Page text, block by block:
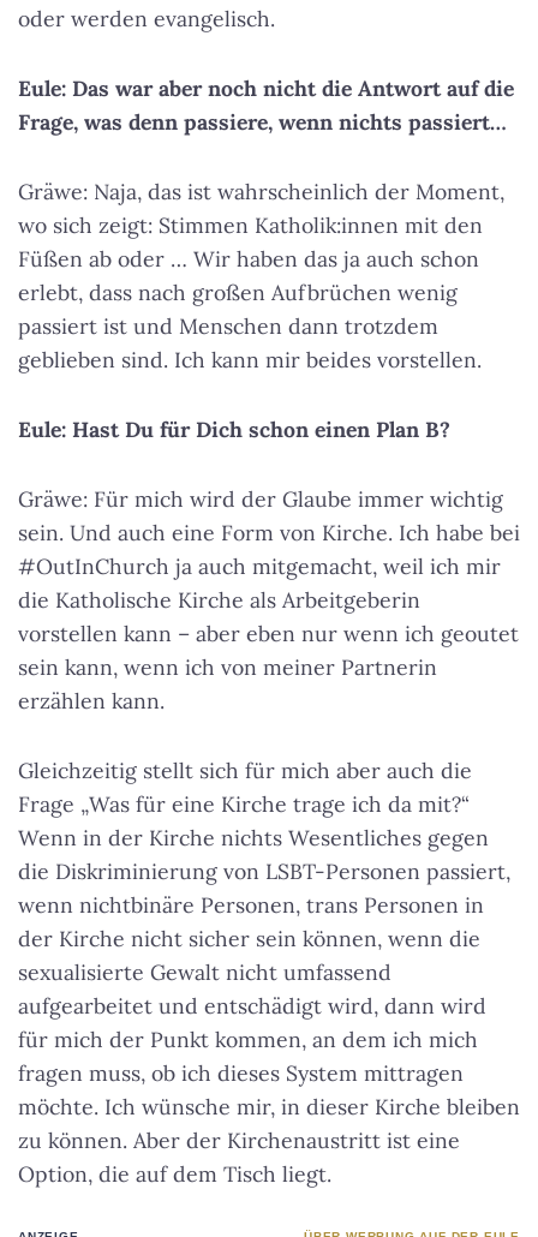
oder werden evangelisch.
Eule: Das war aber noch nicht die Antwort auf die
Frage, was denn passiere, wenn nichts passiert…
Gräwe: Naja, das ist wahrscheinlich der Moment,
wo sich zeigt: Stimmen Katholik:innen mit den
Füßen ab oder … Wir haben das ja auch schon
erlebt, dass nach großen Aufbrüchen wenig
passiert ist und Menschen dann trotzdem
geblieben sind. Ich kann mir beides vorstellen.
Eule: Hast Du für Dich schon einen Plan B?
Gräwe: Für mich wird der Glaube immer wichtig
sein. Und auch eine Form von Kirche. Ich habe bei
#OutInChurch ja auch mitgemacht, weil ich mir
die Katholische Kirche als Arbeitgeberin
vorstellen kann – aber eben nur wenn ich geoutet
sein kann, wenn ich von meiner Partnerin
erzählen kann.
Gleichzeitig stellt sich für mich aber auch die
Frage „Was für eine Kirche trage ich da mit?“
Wenn in der Kirche nichts Wesentliches gegen
die Diskriminierung von LSBT-Personen passiert,
wenn nichtbinäre Personen, trans Personen in
der Kirche nicht sicher sein können, wenn die
sexualisierte Gewalt nicht umfassend
aufgearbeitet und entschädigt wird, dann wird
für mich der Punkt kommen, an dem ich mich
fragen muss, ob ich dieses System mittragen
möchte. Ich wünsche mir, in dieser Kirche bleiben
zu können. Aber der Kirchenaustritt ist eine
Option, die auf dem Tisch liegt.